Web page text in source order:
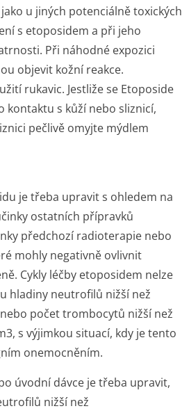
u jiných potenciálně toxických
s etoposidem a při jeho
Při náhodné expozici
objevit kožní reakce.
rukavic. Jestliže se Etoposide
kontaktu s kůží nebo sliznicí,
pečlivě omyjte mýdlem
je třeba upravit s ohledem na
ostatních přípravků
předchozí radioterapie nebo
mohly negativně ovlivnit
Cykly léčby etoposidem nelze
hladiny neutrofilů nižší než
nebo počet trombocytů nižší než
3, s výjimkou situací, kdy je tento
onemocněním.
úvodní dávce je třeba upravit,
nižší než